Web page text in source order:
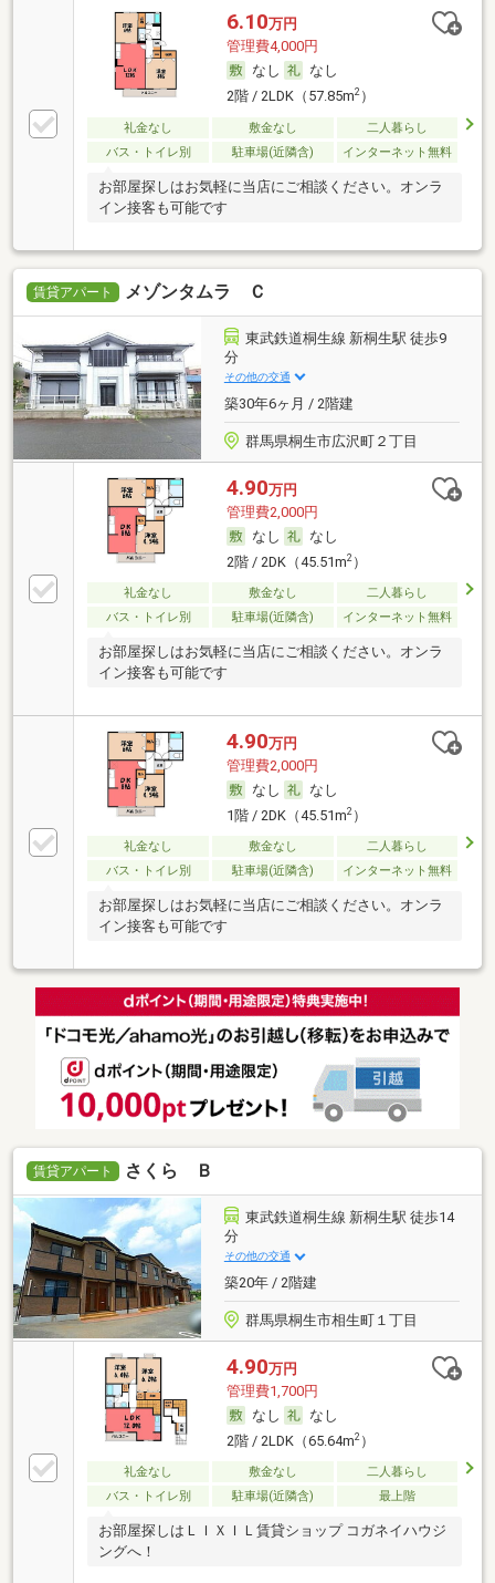
6.10万円
管理費4,000円
なし
なし
2階 / 2LDK（57.85m2）
礼金なし 敷金なし
二人暮らし
バス・トイレ別
駐車場(近隣含) インターネット無料
お部屋探しはお気軽に当店にご相談ください。オンラ
イン接客も可能です
賃貸アパート メゾンタムラ Ｃ
東武鉄道桐生線 新桐生駅 徒歩9
分
その他の交通
築30年6ヶ月 / 2階建
群馬県桐生市広沢町２丁目
4.90万円
管理費2,000円
なし
なし
2階 / 2DK（45.51m2）
礼金なし 敷金なし
二人暮らし
バス・トイレ別
駐車場(近隣含) インターネット無料
お部屋探しはお気軽に当店にご相談ください。オンラ
イン接客も可能です
4.90万円
管理費2,000円
なし
なし
1階 / 2DK（45.51m2）
礼金なし 敷金なし
二人暮らし
バス・トイレ別
駐車場(近隣含) インターネット無料
お部屋探しはお気軽に当店にご相談ください。オンラ
イン接客も可能です
賃貸アパート さくら Ｂ
東武鉄道桐生線 新桐生駅 徒歩14
分
その他の交通
築20年 / 2階建
群馬県桐生市相生町１丁目
4.90万円
管理費1,700円
なし
なし
2階 / 2LDK（65.64m2）
礼金なし 敷金なし
二人暮らし
バス・トイレ別
駐車場(近隣含) 最上階
お部屋探しはＬＩＸＩＬ賃貸ショップ コガネイハウジ
ングへ！